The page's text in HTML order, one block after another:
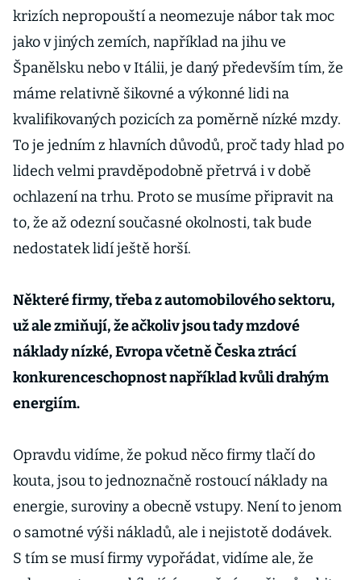
krizích nepropouští a neomezuje nábor tak moc
jako v jiných zemích, například na jihu ve
Španělsku nebo v Itálii, je daný především tím, že
máme relativně šikovné a výkonné lidi na
kvalifikovaných pozicích za poměrně nízké mzdy.
To je jedním z hlavních důvodů, proč tady hlad po
lidech velmi pravděpodobně přetrvá i v době
ochlazení na trhu. Proto se musíme připravit na
to, že až odezní současné okolnosti, tak bude
nedostatek lidí ještě horší.
Některé firmy, třeba z automobilového sektoru,
už ale zmiňují, že ačkoliv jsou tady mzdové
náklady nízké, Evropa včetně Česka ztrácí
konkurenceschopnost například kvůli drahým
energiím.
Opravdu vidíme, že pokud něco firmy tlačí do
kouta, jsou to jednoznačně rostoucí náklady na
energie, suroviny a obecně vstupy. Není to jenom
o samotné výši nákladů, ale i nejistotě dodávek.
S tím se musí firmy vypořádat, vidíme ale, že